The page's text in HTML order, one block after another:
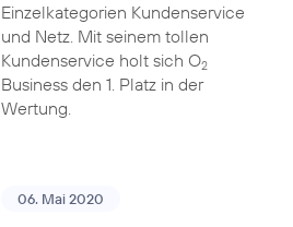
Einzelkategorien Kundenservice
und Netz. Mit seinem tollen
Kundenservice holt sich O2
Business den 1. Platz in der
Wertung.
06. Mai 2020